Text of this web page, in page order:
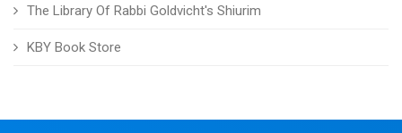
The Library Of Rabbi Goldvicht's Shiurim
KBY Book Store